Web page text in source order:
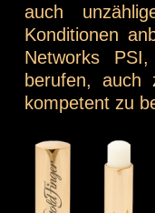
auch
Konditionen
Networks
berufen, auch
kompetent zu